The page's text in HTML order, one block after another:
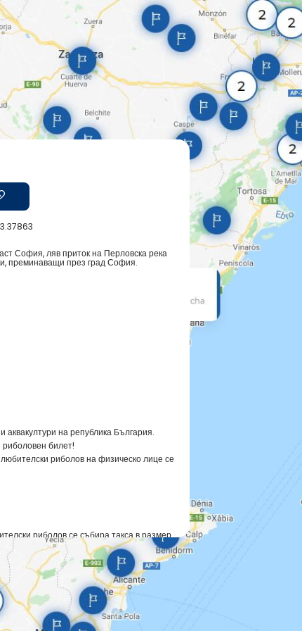
София, ляв приток на Перловска река
преминаващи през град София.
на република България.
риболовен билет!
риболов на физическо лице се
риболов се събира такса в размер
риболов без билет във водите
на глава четвърта oт ЗРА.
с увреждания могат да извършват
билет в обектите за любителски
издава билет за любителски риболов с
на 65-годишна възраст се издава